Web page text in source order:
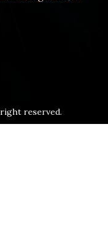
reserved.